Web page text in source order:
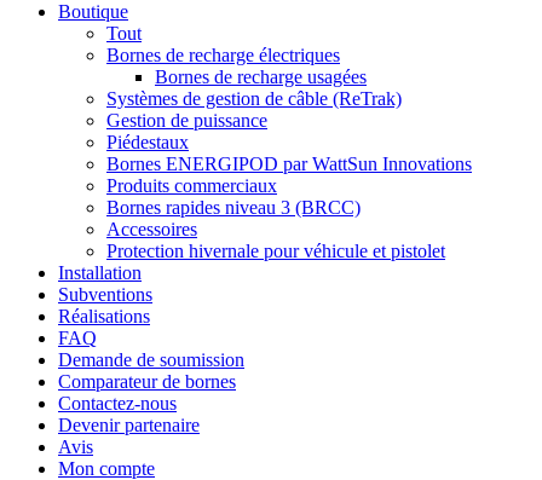
Boutique
Tout
Bornes de recharge électriques
Bornes de recharge usagées
Systèmes de gestion de câble (ReTrak)
Gestion de puissance
Piédestaux
Bornes ENERGIPOD par WattSun Innovations
Produits commerciaux
Bornes rapides niveau 3 (BRCC)
Accessoires
Protection hivernale pour véhicule et pistolet
Installation
Subventions
Réalisations
FAQ
Demande de soumission
Comparateur de bornes
Contactez-nous
Devenir partenaire
Avis
Mon compte